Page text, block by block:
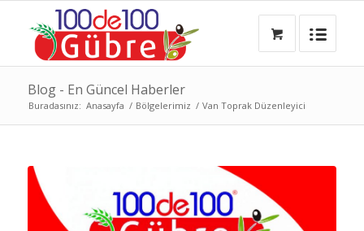
Blog - En Güncel Haberler
Buradasınız: Anasayfa / Bölgelerimiz / Van Toprak Düzenleyici